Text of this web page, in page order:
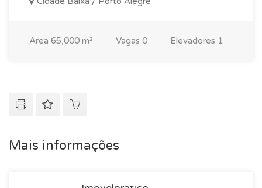
Area 65,000 m² Vagas 0 Elevadores 1
Mais informações